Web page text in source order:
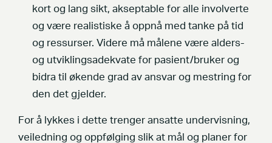
kort og lang sikt, akseptable for alle involverte
og være realistiske å oppnå med tanke på tid
og ressurser. Videre må målene være alders-
og utviklingsadekvate for pasient/bruker og
bidra til økende grad av ansvar og mestring for
den det gjelder.
For å lykkes i dette trenger ansatte undervisning,
veiledning og oppfølging slik at mål og planer for